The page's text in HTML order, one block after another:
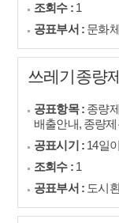
조회수 : 1
공표부서 : 문화
쓰레기종량
공표항목 : 종량
배출안내, 종량
공표시기 : 14일
조회수 : 1
공표부서 : 도시